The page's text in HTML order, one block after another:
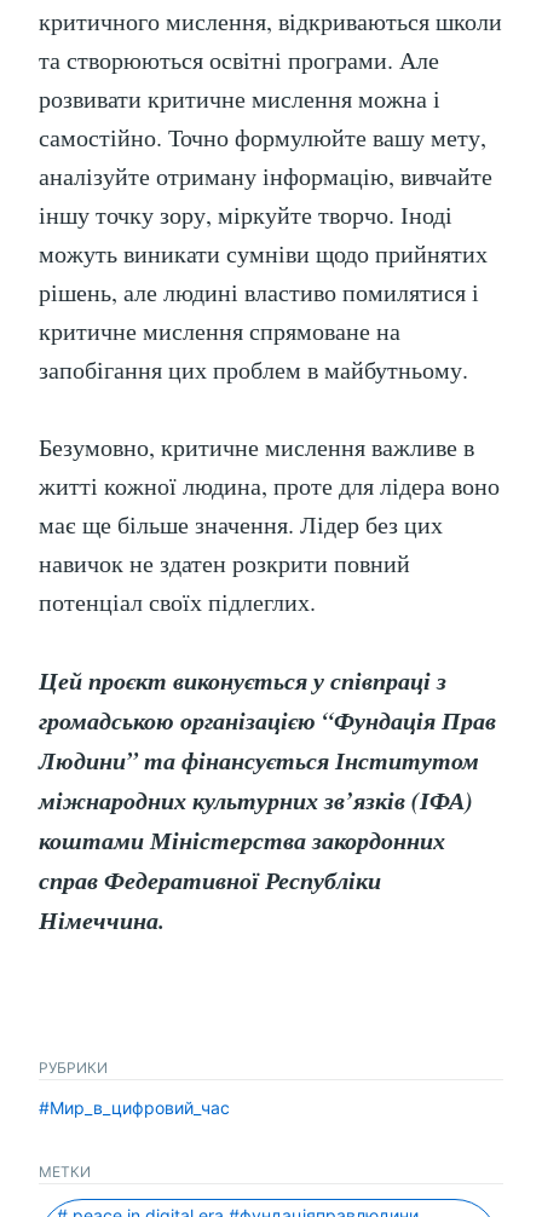
критичного мислення, відкриваються школи
та створюються освітні програми. Але
розвивати критичне мислення можна і
самостійно. Точно формулюйте вашу мету,
аналізуйте отриману інформацію, вивчайте
іншу точку зору, міркуйте творчо. Іноді
можуть виникати сумніви щодо прийнятих
рішень, але людині властиво помилятися і
критичне мислення спрямоване на
запобігання цих проблем в майбутньому.
Безумовно, критичне мислення важливе в
житті кожної людина, проте для лідера воно
має ще більше значення. Лідер без цих
навичок не здатен розкрити повний
потенціал своїх підлеглих.
Цей проєкт виконується у співпраці з
громадською організацією “Фундація Прав
Людини” та фінансується Інститутом
міжнародних культурних зв’язків (ІФА)
коштами Міністерства закордонних
справ Федеративної Республіки
Німеччина.
РУБРИКИ
#Мир_в_цифровий_час
МЕТКИ